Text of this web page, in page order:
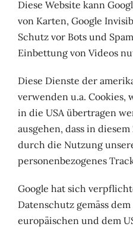
Diese Website kann
von Karten, Google
Schutz vor Bots und
Einbettung von Videos
Diese Dienste der
verwenden u.a. Cookies,
in die USA übertragen
ausgehen, dass in
durch die Nutzung
personenbezogenes
Google hat sich
Datenschutz gemäss
europäischen und dem